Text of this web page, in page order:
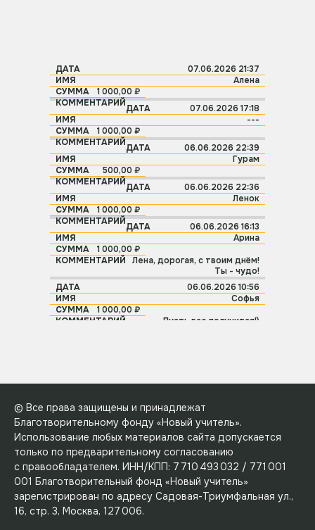
Дата Комментарий
07.06.2026 21:37
Алена
1 000,00 ₽
07.06.2026 17:18
---
1 000,00 ₽
06.06.2026 22:39
Гурам
500,00 ₽
06.06.2026 22:36
Ленок
1 000,00 ₽
06.06.2026 16:13
Арина
1 000,00 ₽
Лена, дорогая, с твоим днём!
Ты - чудо!
06.06.2026 10:56
Софья
1 000,00 ₽
Пусть все получится!)
рождения!!
© Все права защищены и принадлежат
Благотворительному фонду «Новый учитель».
Использование любых материалов сайта допускается
только по предварительному согласованию
с правообладателем. ИНН/КПП: 7 710 493 032 / 771 001
001 Благотворительный фонд «Новый учитель»
зарегистрирован по адресу Садовая-Триумфальная ул.,
16, стр. 3, Москва, 127 006.